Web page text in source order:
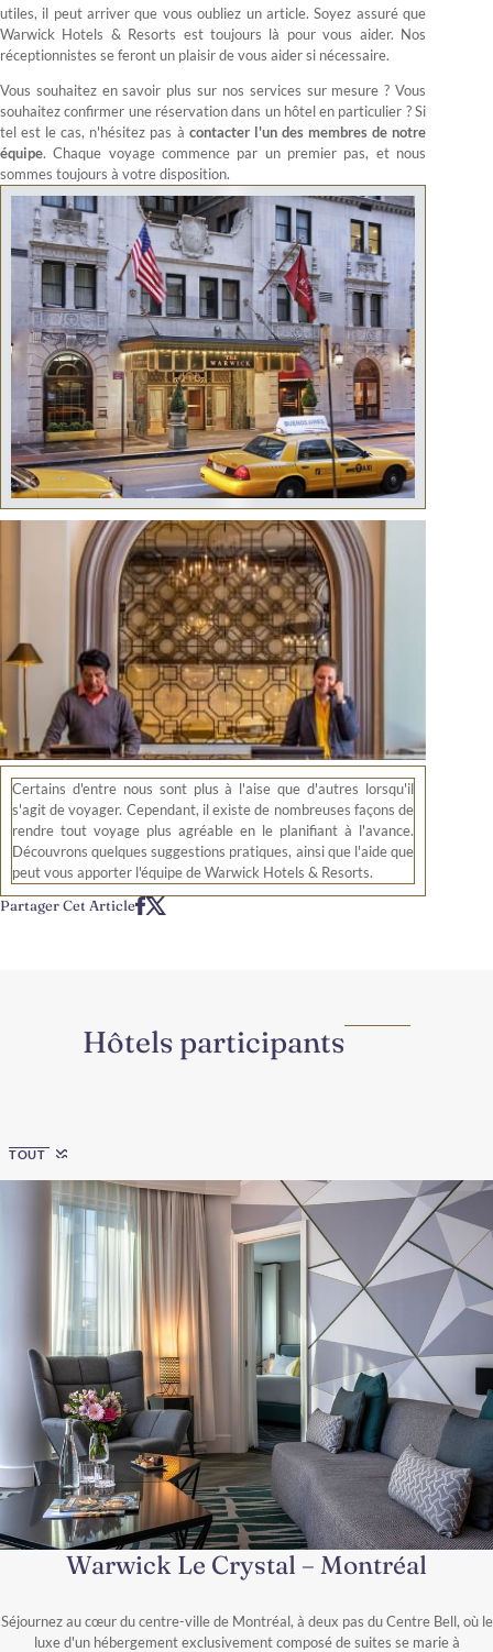
Partager Cet Article
Certains d'entre nous sont plus à l'aise que d'autres lorsqu'il
s'agit de voyager. Cependant, il existe de nombreuses façons de
rendre tout voyage plus agréable en le planifiant à l'avance.
Découvrons quelques suggestions pratiques, ainsi que l'aide que
peut vous apporter l'équipe de Warwick Hotels & Resorts.
utiles, il peut arriver que vous oubliez un article. Soyez assuré que
Warwick Hotels & Resorts est toujours là pour vous aider. Nos
réceptionnistes se feront un plaisir de vous aider si nécessaire.
Vous souhaitez en savoir plus sur nos services sur mesure ? Vous
souhaitez confirmer une réservation dans un hôtel en particulier ? Si
tel est le cas, n'hésitez pas à contacter l'un des membres de notre
équipe. Chaque voyage commence par un premier pas, et nous
sommes toujours à votre disposition.
Hôtels participants
TOUT
Warwick Le Crystal – Montréal
Séjournez au cœur du centre-ville de Montréal, à deux pas du Centre Bell, où le
luxe d'un hébergement exclusivement composé de suites se marie à